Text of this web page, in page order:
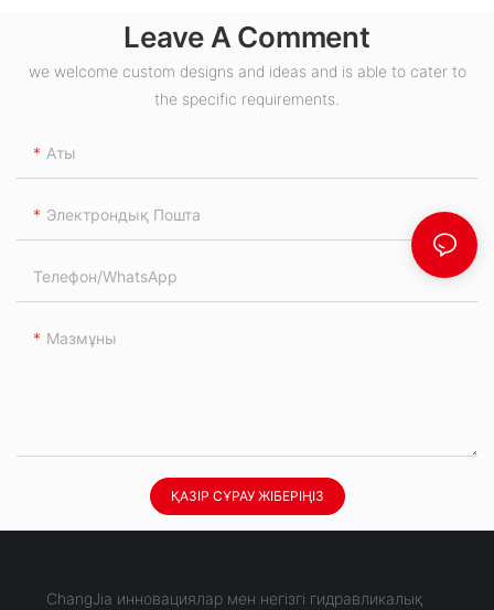
Leave A Comment
we welcome custom designs and ideas and is able to cater to
the specific requirements.
Аты
Электрондық Пошта
Телефон/whatsApp
Мазмұны
ҚАЗІР СҰРАУ ЖІБЕРІҢІЗ
ChangJia инновациялар мен негізгі гидравликалық